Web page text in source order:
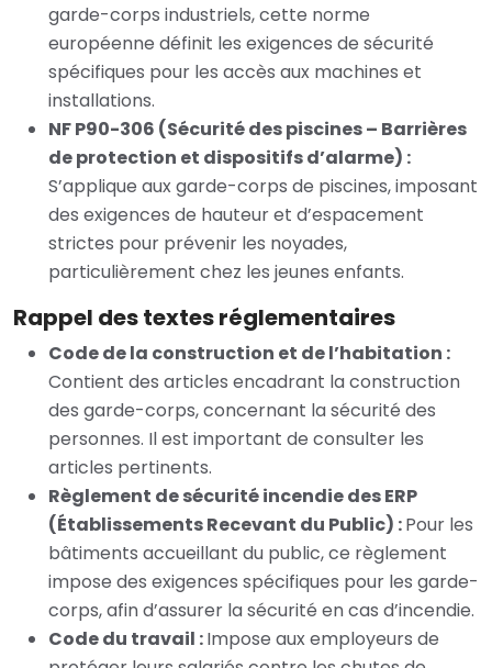
garde-corps industriels, cette norme
européenne définit les exigences de sécurité
spécifiques pour les accès aux machines et
installations.
NF P90-306 (Sécurité des piscines – Barrières
de protection et dispositifs d’alarme) :
S’applique aux garde-corps de piscines, imposant
des exigences de hauteur et d’espacement
strictes pour prévenir les noyades,
particulièrement chez les jeunes enfants.
Rappel des textes réglementaires
Code de la construction et de l’habitation :
Contient des articles encadrant la construction
des garde-corps, concernant la sécurité des
personnes. Il est important de consulter les
articles pertinents.
Règlement de sécurité incendie des ERP
(Établissements Recevant du Public) :Pour les
bâtiments accueillant du public, ce règlement
impose des exigences spécifiques pour les garde-
corps, afin d’assurer la sécurité en cas d’incendie.
Code du travail :Impose aux employeurs de